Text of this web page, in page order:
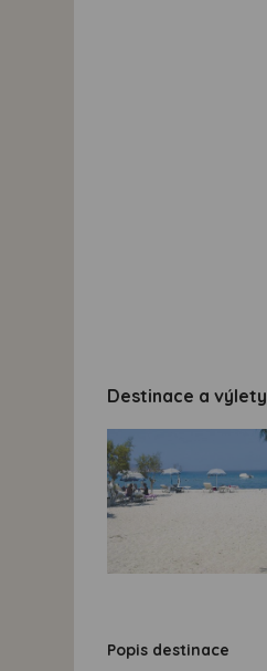
Destinace a výlety
Popis destinace